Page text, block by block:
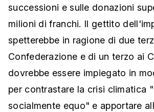
successioni e sulle donazioni
milioni di franchi. Il gettito
spetterebbe in ragione di due
Confederazione e di un terzo ai
dovrebbe essere impiegato in
per contrastare la crisi climatica
socialmente equo" e apportare